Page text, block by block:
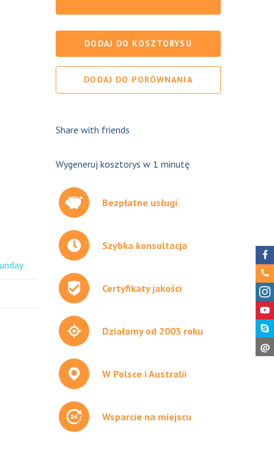
DODAJ DO KOSZTORYSU
DODAJ DO PORÓWNANIA
Share with friends
Wygeneruj kosztorys w 1 minutę
Bezpłatne usługi
Szybka konsultacja
Certyfikaty jakości
Działamy od 2003 roku
W Polsce i Australii
Wsparcie na miejscu
@